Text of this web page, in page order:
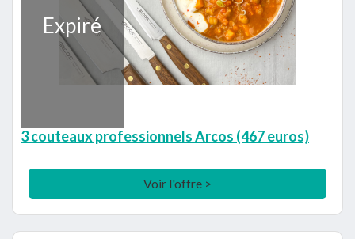
Expiré
3 couteaux professionnels Arcos (467 euros)
Voir l'offre >